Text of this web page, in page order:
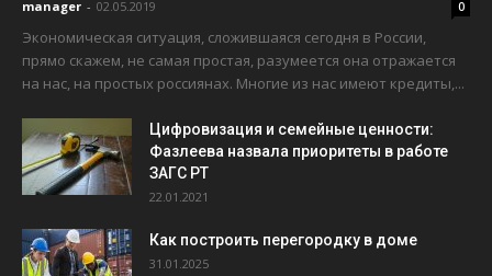
manager - 02.05.2019 0
Экономическая ситуация, сложившаяся сегодня в России,
прямо скажем, не самая простая, разумеется она отражается
на нас, на простых россиянах. Многие из нас имеют кредиты,...
Цифровизация и семейные ценности:
Фазлеева назвала приоритеты в работе
ЗАГС РТ
22.01.2021
Как построить перегородку в доме
31.01.2025